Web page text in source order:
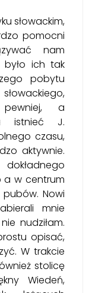
słowackim,
pomocni
nam
było ich tak
pobytu
pewniej, a
istnieć J.
czasu,
aktywnie.
a w centrum
Nowi
mnie
nudziłam.
opisać,
W trakcie
stolicę
Wiedeń,